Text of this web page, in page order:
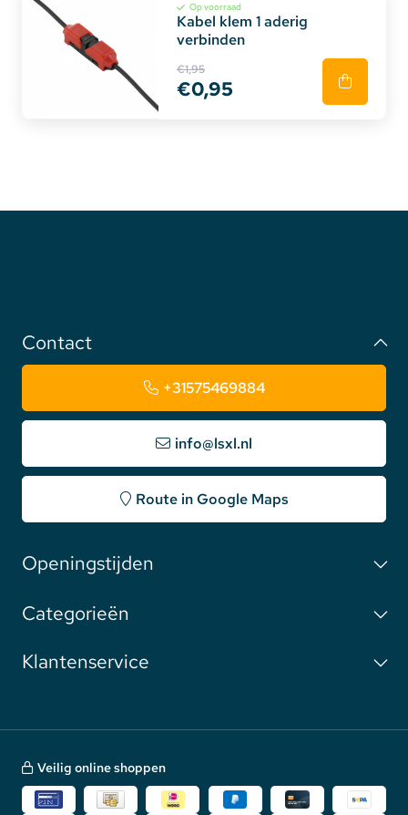
Op voorraad
Kabel klem 1 aderig
verbinden
€1,95
€0,95
Contact
+31575469884
info@lsxl.nl
Route in Google Maps
Openingstijden
Categorieën
Klantenservice
Veilig online shoppen